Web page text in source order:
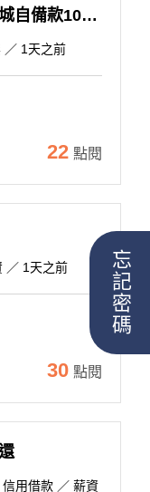
借錢需求>準備加盟早安美之城自備款100萬，約見面談!
／ 1天之前
22 點閱
／ 1天之前
30 點閱
用借款 ／ 薪資
忘記密碼